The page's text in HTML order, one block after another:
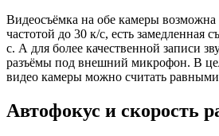
Видеосъёмка на обе камеры
частотой до 30 к/с, есть замедленная
с. А для более качественной записи
разъёмы под внешний микрофон. В
видео камеры можно считать
Автофокус и скорость